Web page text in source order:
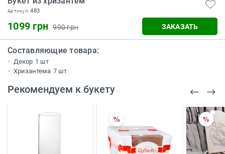
Артикул:483
1099 грн 990 грн ЗАКАЗАТЬ
Составляющие товара:
Декор 1 шт
Хризантема 7 шт
Рекомендуем к букету